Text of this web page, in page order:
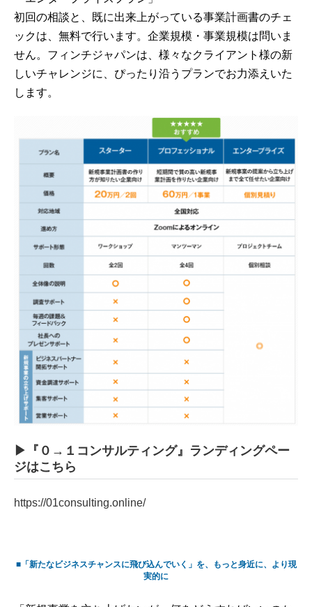
初回の相談と、既に出来上がっている事業計画書のチェ
ックは、無料で行います。企業規模・事業規模は問いま
せん。フィンチジャパンは、様々なクライアント様の新
しいチャレンジに、ぴったり沿うプランでお力添えいた
します。
▶『０→１コンサルティング』ランディングペー
ジはこちら
https://01consulting.online/
■「新たなビジネスチャンスに飛び込んでいく」を、もっと身近に、より現
実的に